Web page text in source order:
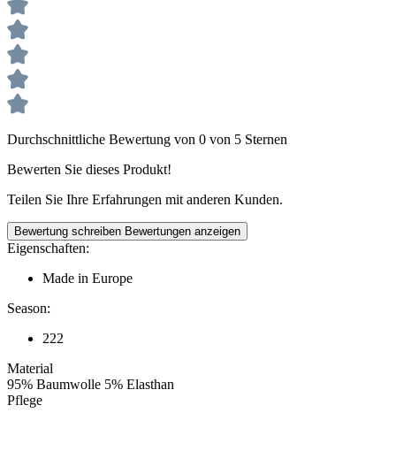
Durchschnittliche Bewertung von 0 von 5 Sternen
Bewerten Sie dieses Produkt!
Teilen Sie Ihre Erfahrungen mit anderen Kunden.
Bewertung schreiben Bewertungen anzeigen
Eigenschaften:
Made in Europe
Season:
222
Material
95% Baumwolle 5% Elasthan
Pflege